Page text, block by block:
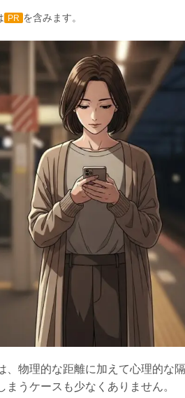
PR を含みます。
、物理的な距離に加えて心理的な
まうケースも少なくありません。